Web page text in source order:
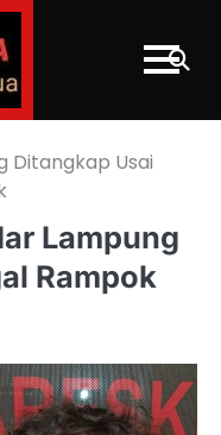
Ditangkap Usai
Lampung
Rampok